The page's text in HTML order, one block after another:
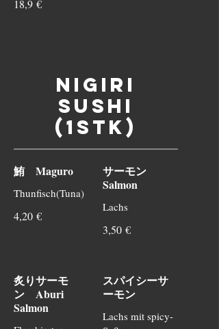
18,9 €
Nigiri
Sushi
(1Stk)
鮪 Maguro
Thunfisch(Tuna)
4,20 €
サーモン
Salmon
Lachs
3,50 €
炙りサーモ
ン Aburi
Salmon
スパイシーサ
ーモン
Lachs mit spicy-